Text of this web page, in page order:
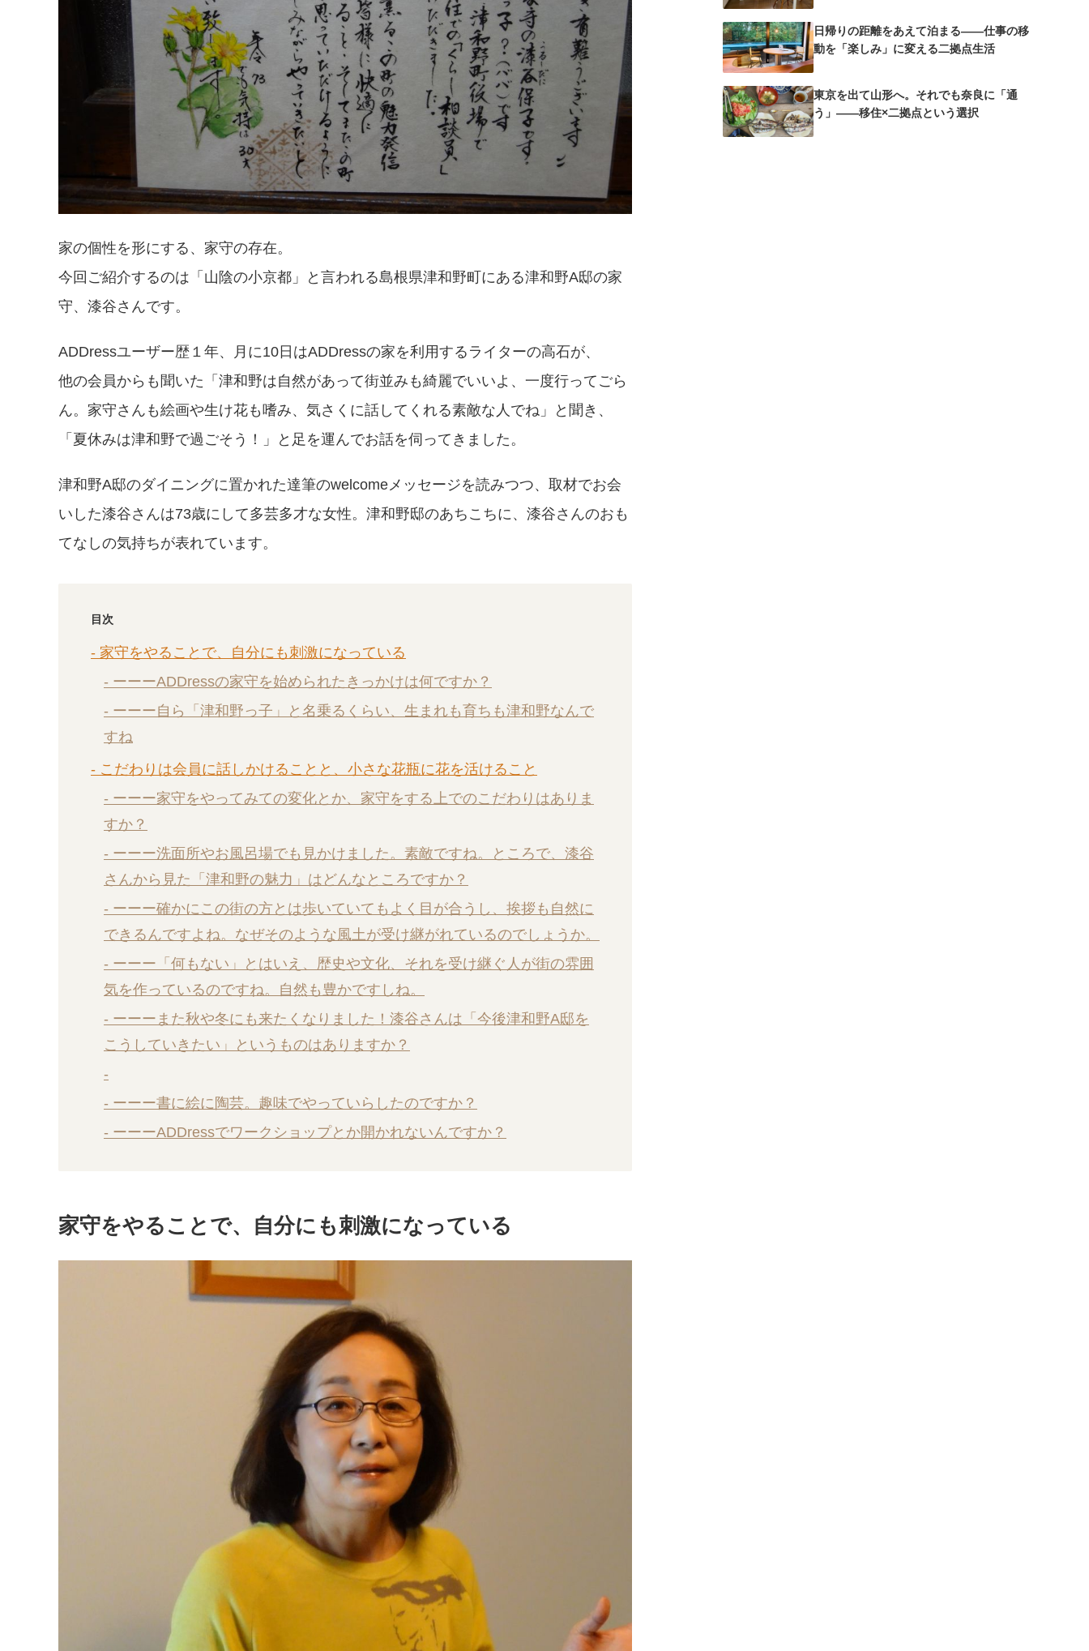
家の個性を形にする、家守の存在。
今回ご紹介するのは「山陰の小京都」と言われる島根県津和野町にある津和野A邸の家
守、漆谷さんです。
ADDressユーザー歴１年、月に10日はADDressの家を利用するライターの高石が、
他の会員からも聞いた「津和野は自然があって街並みも綺麗でいいよ、一度行ってごら
ん。家守さんも絵画や生け花も嗜み、気さくに話してくれる素敵な人でね」と聞き、
「夏休みは津和野で過ごそう！」と足を運んでお話を伺ってきました。
津和野A邸のダイニングに置かれた達筆のwelcomeメッセージを読みつつ、取材でお会
いした漆谷さんは73歳にして多芸多才な女性。津和野邸のあちこちに、漆谷さんのおも
てなしの気持ちが表れています。
目次
- 家守をやることで、自分にも刺激になっている
- ーーーADDressの家守を始められたきっかけは何ですか？
- ーーー自ら「津和野っ子」と名乗るくらい、生まれも育ちも津和野なんで
すね
- こだわりは会員に話しかけることと、小さな花瓶に花を活けること
- ーーー家守をやってみての変化とか、家守をする上でのこだわりはありま
すか？
- ーーー洗面所やお風呂場でも見かけました。素敵ですね。ところで、漆谷
さんから見た「津和野の魅力」はどんなところですか？
- ーーー確かにこの街の方とは歩いていてもよく目が合うし、挨拶も自然に
できるんですよね。なぜそのような風土が受け継がれているのでしょうか。
- ーーー「何もない」とはいえ、歴史や文化、それを受け継ぐ人が街の雰囲
気を作っているのですね。自然も豊かですしね。
- ーーーまた秋や冬にも来たくなりました！漆谷さんは「今後津和野A邸を
こうしていきたい」というものはありますか？
-
- ーーー書に絵に陶芸。趣味でやっていらしたのですか？
- ーーーADDressでワークショップとか開かれないんですか？
家守をやることで、自分にも刺激になっている
日帰りの距離をあえて泊まる——仕事の移
動を「楽しみ」に変える二拠点生活
東京を出て山形へ。それでも奈良に「通
う」——移住×二拠点という選択